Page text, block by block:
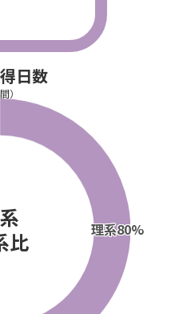
日数
）
比
理系80%